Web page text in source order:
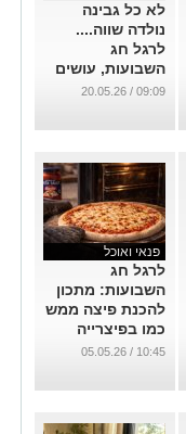
לא כל גבינה
נולדה שווה....
לרגל חג
השבועות, עושים
סדר בגבינות
09:09 / 20.05.26
פנאי ואוכל
לרגל חג
השבועות: מתכון
להכנת פיצה ממש
כמו בפיצרייה
השכונתית
שבאיטליה
10:45 / 05.05.26